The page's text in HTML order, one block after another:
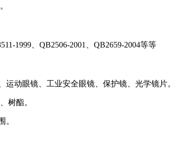
1999、QB2506-2001、QB2659-2004等等
动眼镜、工业安全眼镜、保护镜、光学镜片。
树酯。